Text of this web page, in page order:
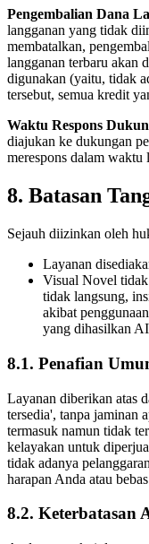
Pengembalian Dana
langganan yang tidak
membatalkan,
langganan terbaru akan
digunakan (yaitu, tidak
tersebut, semua kredit
Waktu Respons
diajukan ke dukungan
merespons dalam waktu
8. Batasan
Sejauh diizinkan oleh
Layanan
Visual Novel tidak
tidak langsung,
akibat
yang dihasilkan
8.1. Penafian
Layanan diberikan atas
tersedia', tanpa jaminan
termasuk namun tidak
kelayakan untuk
tidak adanya
harapan Anda atau
8.2. Keterbatasan